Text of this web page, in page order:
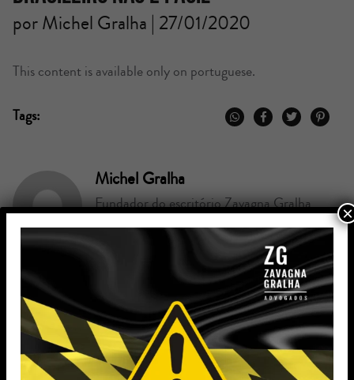
por Michel Gralha | 27/01/2020
This content is available only on portuguese.
Tags:
Michel Gralha
Fundador do escritório Zavagna Gralha
Advogados, é especialista nas áreas de
Direito Societário, M&A e Direito
Empresarial. Após oito anos de atuação
em escritórios de advocacia, foi Head do
Departamento Jurídico na Lojas Renner,
onde também exerceu cargos de
Secretário do Conselho de Administração
e do Comitê de Remuneração.
×